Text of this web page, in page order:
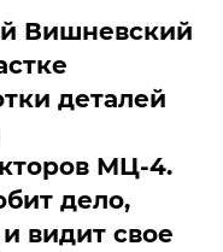
Вишневский
деталей
МЦ-4.
дело,
видит свое